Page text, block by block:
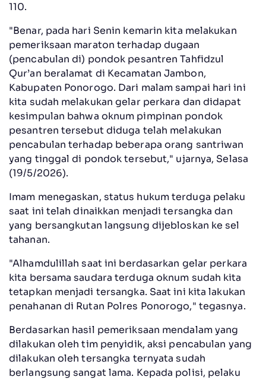
110.
"Benar, pada hari Senin kemarin kita melakukan
pemeriksaan maraton terhadap dugaan
(pencabulan di) pondok pesantren Tahfidzul
Qur’an beralamat di Kecamatan Jambon,
Kabupaten Ponorogo. Dari malam sampai hari ini
kita sudah melakukan gelar perkara dan didapat
kesimpulan bahwa oknum pimpinan pondok
pesantren tersebut diduga telah melakukan
pencabulan terhadap beberapa orang santriwan
yang tinggal di pondok tersebut," ujarnya, Selasa
(19/5/2026).
Imam menegaskan, status hukum terduga pelaku
saat ini telah dinaikkan menjadi tersangka dan
yang bersangkutan langsung dijebloskan ke sel
tahanan.
"Alhamdulillah saat ini berdasarkan gelar perkara
kita bersama saudara terduga oknum sudah kita
tetapkan menjadi tersangka. Saat ini kita lakukan
penahanan di Rutan Polres Ponorogo," tegasnya.
Berdasarkan hasil pemeriksaan mendalam yang
dilakukan oleh tim penyidik, aksi pencabulan yang
dilakukan oleh tersangka ternyata sudah
berlangsung sangat lama. Kepada polisi, pelaku